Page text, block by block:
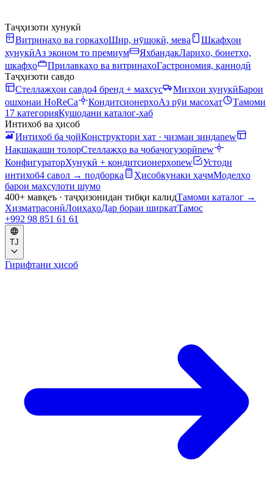
Таҷҳизоти хунукӣ
Витринаҳо ва горкаҳоШир, нӯшокӣ, мева
Шкафҳои
хунукӣАз эконом то премиум ЯхбандакЛариҳо, бонетҳо,
шкафҳо
Прилавкаҳо ва витринаҳоГастрономия, қаннодӣ
Таҷҳизоти савдо
Стеллажҳои савдо4 бренд + махсус Мизҳои хунукӣБарои
ошхонаи HoReCa
КондитсионерҳоАз рӯи масоҳат
Тамоми
17 категорияКушодани каталог-хаб
Интихоб ва ҳисоб
Интихоб ба ҷойКонструктори хат · чизмаи зиндаnew
Нақшакаши толорСтеллажҳо ва ҷобаҷогузорӣnew
КонфигураторХунукӣ + кондитсионерҳоnew
Устоди
интихоб4 савол → подборка Ҳисобкунаки ҳаҷмМоделҳо
барои маҳсулоти шумо
400+ мавқеъ · таҷҳизонидан тибқи калидТамоми каталог →
ХизматрасонӣЛоиҳаҳоДар бораи ширкатТамос
+992 98 851 61 61
TJ
Гирифтани ҳисоб